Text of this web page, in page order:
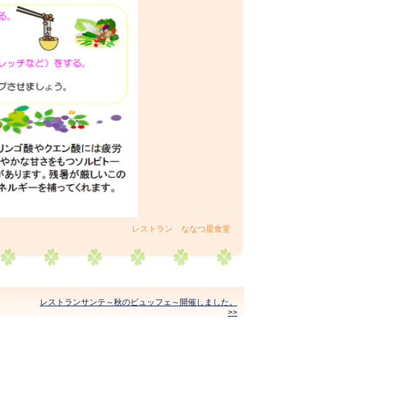
レストラン ななつ星食堂
レストランサンテ～秋のビュッフェ～開催しました。
>>